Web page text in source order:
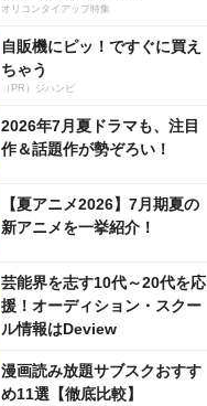
オリコンタイアップ特集
自販機にピッ！ですぐに買え
ちゃう
（PR）ジハンピ
2026年7月夏ドラマも、注目
作＆話題作が勢ぞろい！
【夏アニメ2026】7月期夏の
新アニメを一挙紹介！
芸能界を志す10代～20代を応
援！オーディション・スクー
ル情報はDeview
漫画読み放題サブスクおすす
め11選【徹底比較】